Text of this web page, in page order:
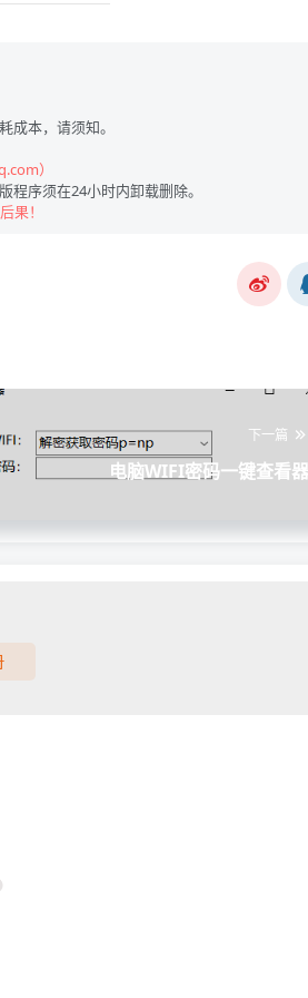
本，请须知。
）
序须在24小时内卸载删除。
果！
下一篇
电脑WIFI密码一键查看器